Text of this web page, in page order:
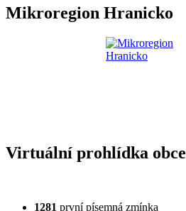
Mikroregion Hranicko
Virtuální prohlídka obce
1281 první písemná zmínka